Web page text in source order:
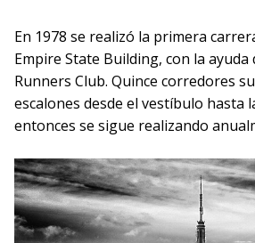
En 1978 se realizó la primera
Empire State Building, con la ayuda
Runners Club. Quince corredores
escalones desde el vestíbulo hasta
entonces se sigue realizando